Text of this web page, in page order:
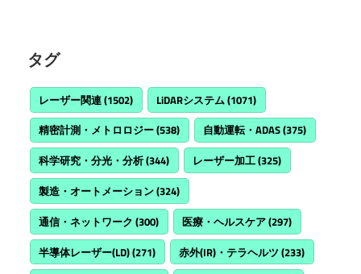
タグ
レーザー関連(1502) LiDARシステム(1071)
精密計測・メトロロジー(538) 自動運転・ADAS(375)
科学研究・分光・分析(344) レーザー加工(325)
製造・オートメーション(324)
通信・ネットワーク (300) 医療・ヘルスケア(297)
半導体レーザー(LD)(271) 赤外(IR)・テラヘルツ (233)